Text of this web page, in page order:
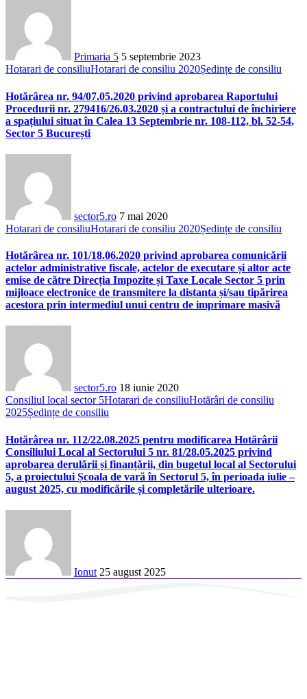
Primaria 5 5 septembrie 2023
Hotarari de consiliuHotarari de consiliu 2020Ședințe de consiliu
Hotărârea nr. 94/07.05.2020 privind aprobarea Raportului
Procedurii nr. 279416/26.03.2020 și a contractului de închiriere
a spațiului situat în Calea 13 Septembrie nr. 108-112, bl. 52-54,
Sector 5 București
sector5.ro 7 mai 2020
Hotarari de consiliuHotarari de consiliu 2020Ședințe de consiliu
Hotărârea nr. 101/18.06.2020 privind aprobarea comunicării
actelor administrative fiscale, actelor de executare și altor acte
emise de către Direcția Impozite și Taxe Locale Sector 5 prin
mijloace electronice de transmitere la distanta și/sau tipărirea
acestora prin intermediul unui centru de imprimare masivă
sector5.ro 18 iunie 2020
Consiliul local sector 5Hotarari de consiliuHotărâri de consiliu
2025Ședințe de consiliu
Hotărârea nr. 112/22.08.2025 pentru modificarea Hotărârii
Consiliului Local al Sectorului 5 nr. 81/28.05.2025 privind
aprobarea derulării și finanțării, din bugetul local al Sectorului
5, a proiectului Școala de vară în Sectorul 5, în perioada iulie –
august 2025, cu modificările și completările ulterioare.
Ionut 25 august 2025